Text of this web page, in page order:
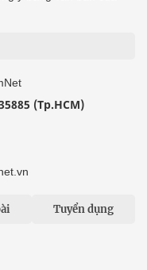
(Tp.HCM)
Tuyển dụng